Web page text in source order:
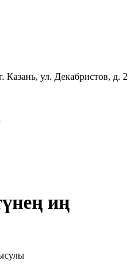
Казань, ул. Декабристов, д. 2
иң